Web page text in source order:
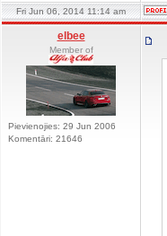
Fri Jun 06, 2014 11:14 am
elbee
Member of
Pievienojies: 29 Jun 2006
Komentāri: 21646